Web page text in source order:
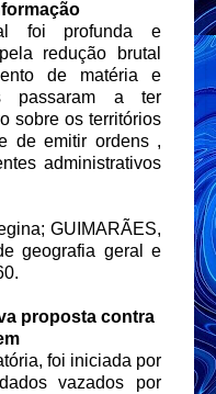
foi profunda e
redução brutal
de matéria e
passaram a ter
sobre os territórios
de emitir ordens ,
administrativos
GUIMARÃES,
geografia geral e
proposta contra
foi iniciada por
vazados por